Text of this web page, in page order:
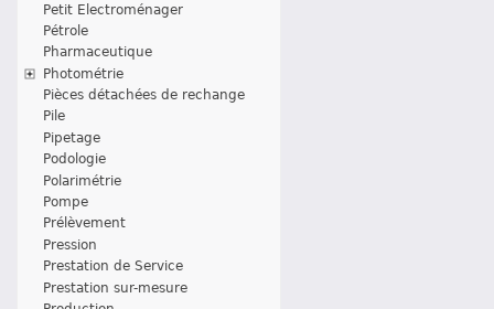
Petit Electroménager
Pétrole
Pharmaceutique
Photométrie
Pièces détachées de rechange
Pile
Pipetage
Podologie
Polarimétrie
Pompe
Prélèvement
Pression
Prestation de Service
Prestation sur-mesure